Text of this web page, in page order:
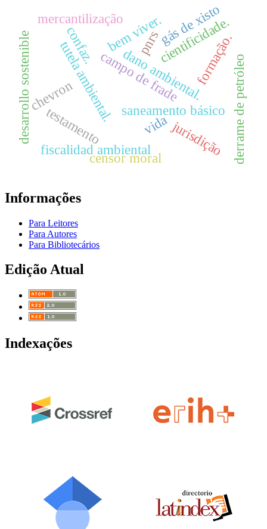
saneamento básico
tutela ambiental.
vida
testamento
dano ambiental.
campo de frade
chevron derrame de petróleo
desarrollo sostenible
fiscalidad ambiental
cientificidade.
jurisdição
confaz. bem viver.
pnrs
mercantilização gás de xisto
formação.
censor moral
Informações
Para Leitores
Para Autores
Para Bibliotecários
Edição Atual
Indexações